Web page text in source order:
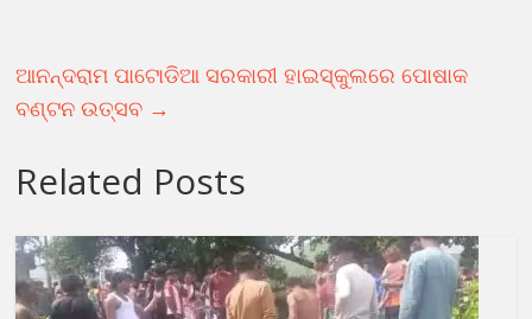
ଆନନ୍ଦରାମ ପାଟୋଡିଆ ସରକାରୀ ହାଇସ୍କୁଲରେ ପୋଷାକ
ବଣ୍ଟନ ଉତ୍ସବ →
Related Posts